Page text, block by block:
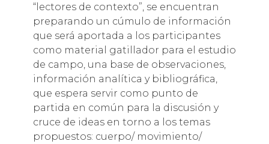
“lectores de contexto”, se encuentran
preparando un cúmulo de información
que será aportada a los participantes
como material gatillador para el estudio
de campo, una base de observaciones,
información analítica y bibliográfica,
que espera servir como punto de
partida en común para la discusión y
cruce de ideas en torno a los temas
propuestos: cuerpo/ movimiento/